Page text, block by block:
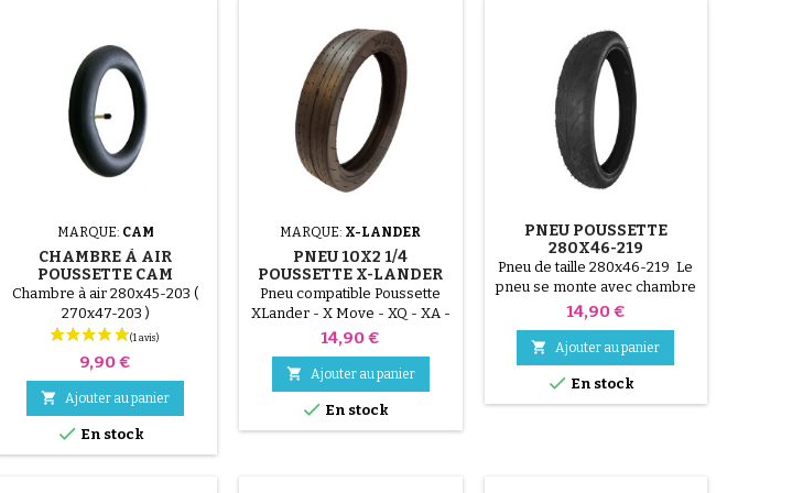
patch au...
MARQUE: CAM
CHAMBRE À AIR
POUSSETTE CAM
DINAMICO UP
Chambre à air 280x45-203 (
270x47-203 )
Prix
9,90 €
 Ajouter au panier
 En stock
MARQUE: X-LANDER
PNEU 10X2 1/4
POUSSETTE X-LANDER
Pneu compatible Poussette
XLander - X Move - XQ - XA -
XT - X Twin - Xpulse ( pneu
Prix
14,90 €
 Ajouter au panier
 En stock
PNEU POUSSETTE
280X46-219
Pneu de taille 280x46-219 Le
pneu se monte avec chambre
à air, en option
Prix
14,90 €
 Ajouter au panier
 En stock